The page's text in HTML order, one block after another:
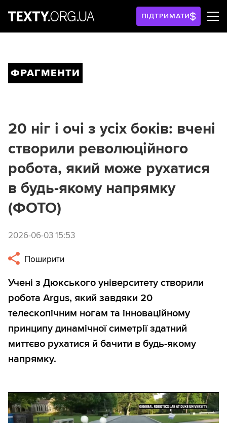
ПІДТРИМАТИ
ФРАГМЕНТИ
20 ніг і очі з усіх боків: вчені
створили революційного
робота, який може рухатися
в будь-якому напрямку
(ФОТО)
2026-06-03 15:53
Поширити
Учені з Дюкського університету створили
робота Argus, який завдяки 20
телескопічним ногам та інноваційному
принципу динамічної симетрії здатний
миттєво рухатися й бачити в будь-якому
напрямку.